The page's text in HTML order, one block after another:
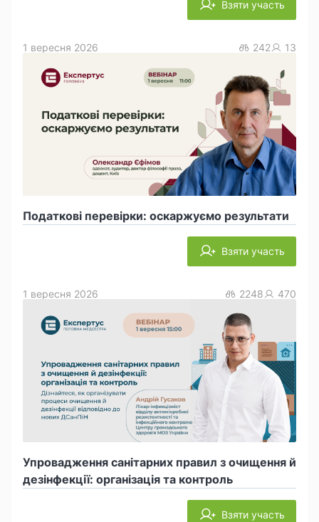
Взяти участь
Податкові перевірки: оскаржуємо результати
1 вересня 2026 242 13
Взяти участь
Упровадження санітарних правил з очищення й
дезінфекції: організація та контроль
1 вересня 2026 2248 470
Взяти участь